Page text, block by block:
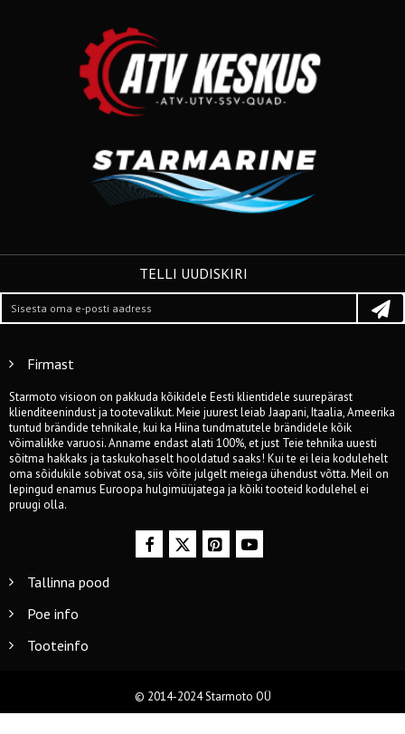
TELLI UUDISKIRI
Firmast
Starmoto visioon on pakkuda kõikidele Eesti klientidele suurepärast
klienditeenindust ja tootevalikut. Meie juurest leiab Jaapani, Itaalia, Ameerika
tuntud brändide tehnikale, kui ka Hiina tundmatutele brändidele kõik
võimalikke varuosi. Anname endast alati 100%, et just Teie tehnika uuesti
sõitma hakkaks ja taskukohaselt hooldatud saaks! Kui te ei leia kodulehelt
oma sõidukile sobivat osa, siis võite julgelt meiega ühendust võtta. Meil on
lepingud enamus Euroopa hulgimüüjatega ja kõiki tooteid kodulehel ei
pruugi olla.
Tallinna pood
Poe info
Tooteinfo
© 2014-2024 Starmoto OÜ